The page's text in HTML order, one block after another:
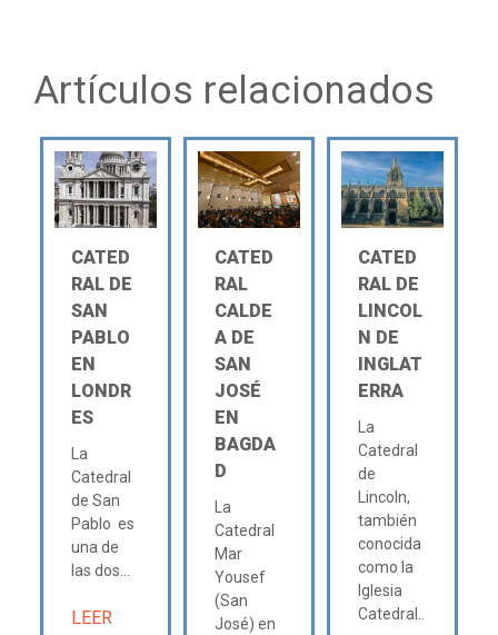
Artículos relacionados
CATED
RAL DE
SAN
PABLO
EN
LONDR
ES
La
Catedral
de San
Pablo es
una de
las dos...
LEER
CATED
RAL
CALDE
A DE
SAN
JOSÉ
EN
BAGDA
D
La
Catedral
Mar
Yousef
(San
José) en
CATED
RAL DE
LINCOL
N DE
INGLAT
ERRA
La
Catedral
de
Lincoln,
también
conocida
como la
Iglesia
Catedral..